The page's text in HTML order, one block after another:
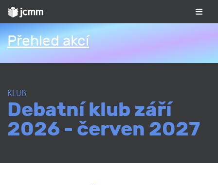
Přehled akcí
KLUB
Debatní klub září
2026 - červen 2027